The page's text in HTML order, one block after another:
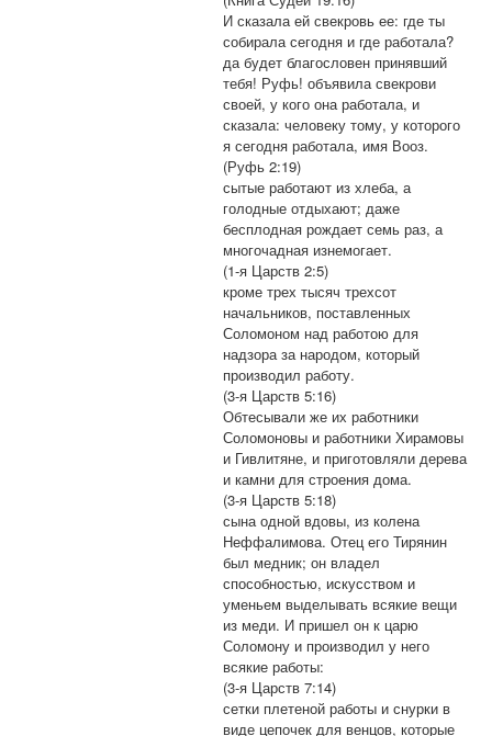
И сказала ей свекровь ее: где ты
собирала сегодня и где работала?
да будет благословен принявший
тебя! Руфь! объявила свекрови
своей, у кого она работала, и
сказала: человеку тому, у которого
я сегодня работала, имя Вооз.
(Руфь 2:19)
сытые работают из хлеба, а
голодные отдыхают; даже
бесплодная рождает семь раз, а
многочадная изнемогает.
(1-я Царств 2:5)
кроме трех тысяч трехсот
начальников, поставленных
Соломоном над работою для
надзора за народом, который
производил работу.
(3-я Царств 5:16)
Обтесывали же их работники
Соломоновы и работники Хирамовы
и Гивлитяне, и приготовляли дерева
и камни для строения дома.
(3-я Царств 5:18)
сына одной вдовы, из колена
Неффалимова. Отец его Тирянин
был медник; он владел
способностью, искусством и
уменьем выделывать всякие вещи
из меди. И пришел он к царю
Соломону и производил у него
всякие работы:
(3-я Царств 7:14)
сетки плетеной работы и снурки в
виде цепочек для венцов, которые